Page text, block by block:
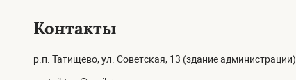
Контакты
р.п. Татищево, ул. Советская, 13 (здание администрации)